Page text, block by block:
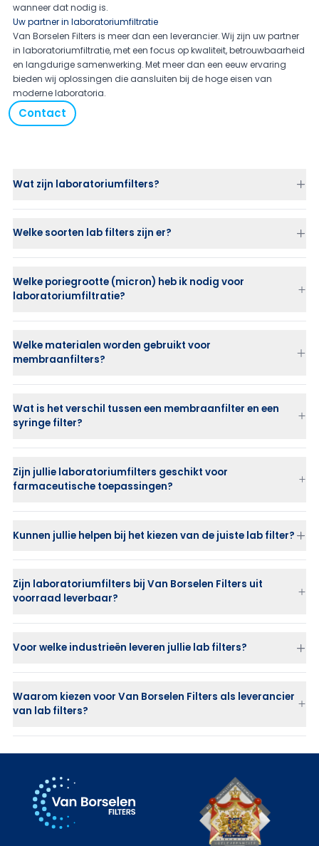
wanneer dat nodig is.
Uw partner in laboratoriumfiltratie
Van Borselen Filters is meer dan een leverancier. Wij zijn uw partner
in laboratoriumfiltratie, met een focus op kwaliteit, betrouwbaarheid
en langdurige samenwerking. Met meer dan een eeuw ervaring
bieden wij oplossingen die aansluiten bij de hoge eisen van
moderne laboratoria.
Contact
Wat zijn laboratoriumfilters?
Welke soorten lab filters zijn er?
membraanfilters (membrane discs)
syringe filters
membraan disc holders en filterhouders
Welke poriegrootte (micron) heb ik nodig voor
laboratoriumfiltratie?
0,2 µm wordt toegepast voor steriele filtratie van vloeistoffen
Welke materialen worden gebruikt voor
membraanfilters?
PES
Nylon
Cellulose Acetate
Wat is het verschil tussen een membraanfilter en een
syringe filter?
Zijn jullie laboratoriumfilters geschikt voor
farmaceutische toepassingen?
Kunnen jullie helpen bij het kiezen van de juiste lab filter?
Zijn laboratoriumfilters bij Van Borselen Filters uit
voorraad leverbaar?
Voor welke industrieën leveren jullie lab filters?
chemische industrie
laboratoria en onderzoeksinstellingen
Waarom kiezen voor Van Borselen Filters als leverancier
van lab filters?